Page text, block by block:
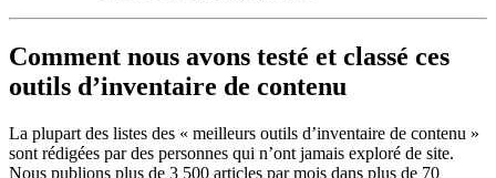
Comment nous avons testé et classé ces
outils d’inventaire de contenu
La plupart des listes des « meilleurs outils d’inventaire de contenu »
sont rédigées par des personnes qui n’ont jamais exploré de site.
Nous publions plus de 3 500 articles par mois dans plus de 70